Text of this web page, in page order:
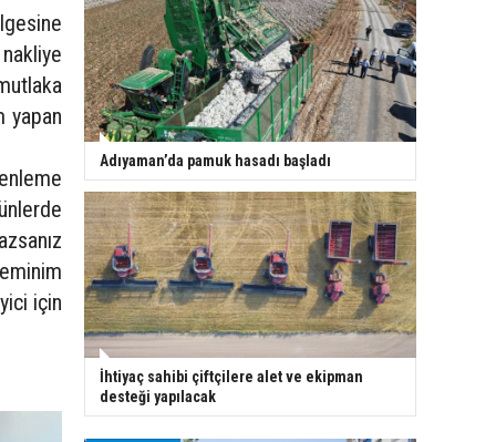
yapan
için
Adıyaman’da pamuk hasadı başladı
İhtiyaç sahibi çiftçilere alet ve ekipman
desteği yapılacak